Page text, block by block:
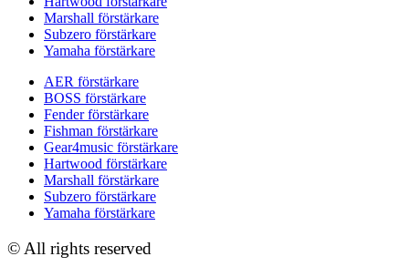
Marshall förstärkare
Subzero förstärkare
Yamaha förstärkare
AER förstärkare
BOSS förstärkare
Fender förstärkare
Fishman förstärkare
Gear4music förstärkare
Hartwood förstärkare
Marshall förstärkare
Subzero förstärkare
Yamaha förstärkare
© All rights reserved